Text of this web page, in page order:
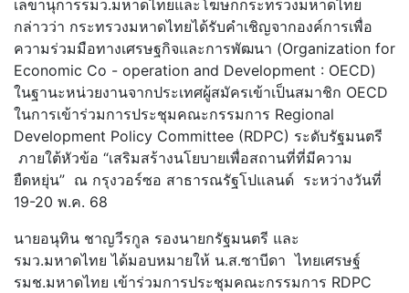
เลขานุการรมว.มหาดไทยและโฆษกกระทรวงมหาดไทย
กล่าวว่า กระทรวงมหาดไทยได้รับคำเชิญจากองค์การเพื่อ
ความร่วมมือทางเศรษฐกิจและการพัฒนา (Organization for
Economic Co - operation and Development : OECD)
ในฐานะหน่วยงานจากประเทศผู้สมัครเข้าเป็นสมาชิก OECD
ในการเข้าร่วมการประชุมคณะกรรมการ Regional
Development Policy Committee (RDPC) ระดับรัฐมนตรี
ภายใต้หัวข้อ “เสริมสร้างนโยบายเพื่อสถานที่ที่มีความ
ยืดหยุ่น” ณ กรุงวอร์ซอ สาธารณรัฐโปแลนด์ ระหว่างวันที่
19-20 พ.ค. 68
นายอนุทิน ชาญวีรกูล รองนายกรัฐมนตรี และ
รมว.มหาดไทย ได้มอบหมายให้ น.ส.ซาบีดา ไทยเศรษฐ์
รมช.มหาดไทย เข้าร่วมการประชุมคณะกรรมการ RDPC